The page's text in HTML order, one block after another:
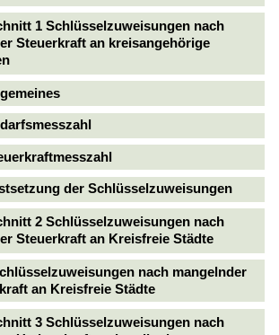
1 Schlüsselzuweisungen nach
Steuerkraft an kreisangehörige
der Schlüsselzuweisungen
2 Schlüsselzuweisungen nach
Steuerkraft an Kreisfreie Städte
nach mangelnder
an Kreisfreie Städte
3 Schlüsselzuweisungen nach